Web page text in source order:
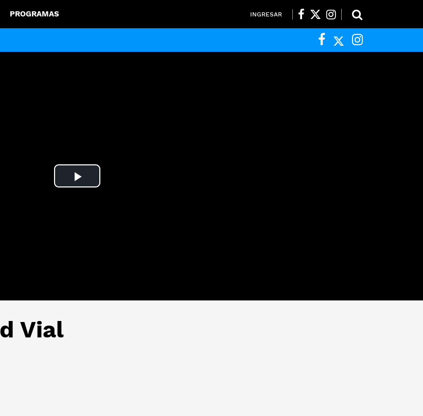
PROGRAMAS INGRESAR
Play
Vial